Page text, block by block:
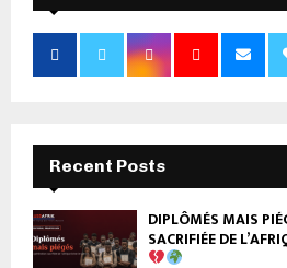
Recent Posts
DIPLÔMÉS MAIS
SACRIFIÉE DE